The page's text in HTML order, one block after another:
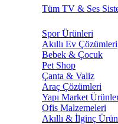
Tüm TV & Ses
Spor Ürünleri
Akıllı Ev Çözümleri
Bebek & Çocuk
Pet Shop
Çanta & Valiz
Araç Çözümleri
Yapı Market
Ofis Malzemeleri
Akıllı & İlginç